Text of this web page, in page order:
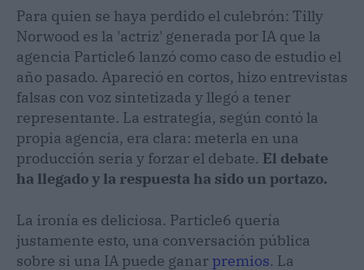
Para quien se haya perdido el culebrón: Tilly
Norwood es la 'actriz' generada por IA que la
agencia Particle6 lanzó como caso de estudio el
año pasado. Apareció en cortos, hizo entrevistas
falsas con voz sintetizada y llegó a tener
representante. La estrategia, según contó la
propia agencia, era clara: meterla en una
producción seria y forzar el debate. El debate
ha llegado y la respuesta ha sido un portazo.
La ironía es deliciosa. Particle6 quería
justamente esto, una conversación pública
sobre si una IA puede ganar premios. La